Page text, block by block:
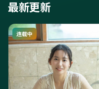
最新更新
连载中